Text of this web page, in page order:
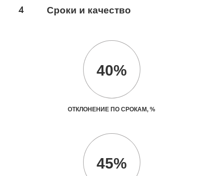
4 Сроки и качество
40%
ОТКЛОНЕНИЕ ПО СРОКАМ, %
45%